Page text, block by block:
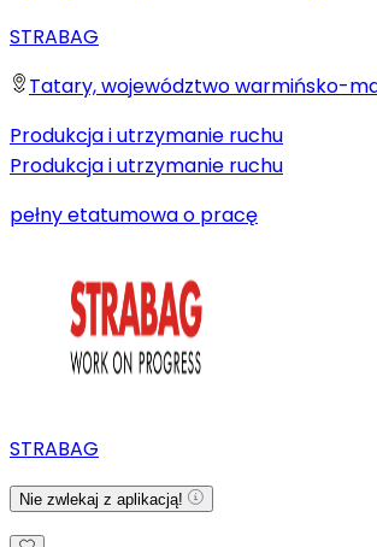
STRABAG
Tatary, województwo warmińsko-
Produkcja i utrzymanie ruchu
Produkcja i utrzymanie ruchu
pełny etatumowa o pracę
STRABAG
Nie zwlekaj z aplikacją!